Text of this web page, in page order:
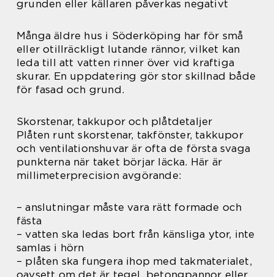
grunden eller källaren påverkas negativt
Många äldre hus i Söderköping har för små
eller otillräckligt lutande rännor, vilket kan
leda till att vatten rinner över vid kraftiga
skurar. En uppdatering gör stor skillnad både
för fasad och grund.
Skorstenar, takkupor och plåtdetaljer
Plåten runt skorstenar, takfönster, takkupor
och ventilationshuvar är ofta de första svaga
punkterna när taket börjar läcka. Här är
millimeterprecision avgörande:
– anslutningar måste vara rätt formade och
fästa
– vatten ska ledas bort från känsliga ytor, inte
samlas i hörn
– plåten ska fungera ihop med takmaterialet,